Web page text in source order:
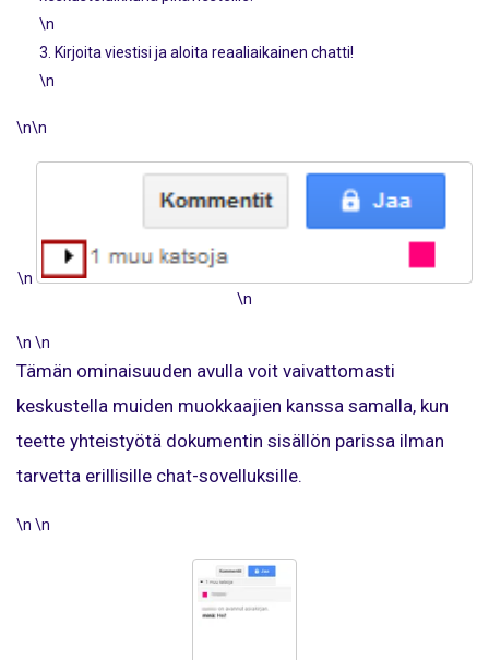
\n
Kirjoita viestisi ja aloita reaaliaikainen chatti!
\n
\n\n
\n
\n
\n \n
Tämän ominaisuuden avulla voit vaivattomasti
keskustella muiden muokkaajien kanssa samalla, kun
teette yhteistyötä dokumentin sisällön parissa ilman
tarvetta erillisille chat-sovelluksille.
\n \n